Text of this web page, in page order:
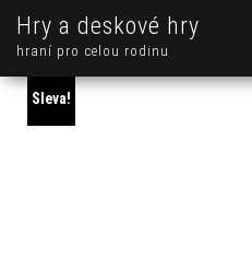
Hry a deskové hry
hraní pro celou rodinu
Sleva!